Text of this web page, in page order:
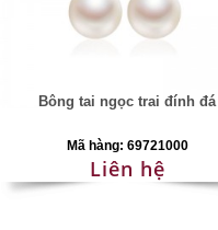
Bông tai ngọc trai đính đá
Mã hàng: 69721000
Liên hệ